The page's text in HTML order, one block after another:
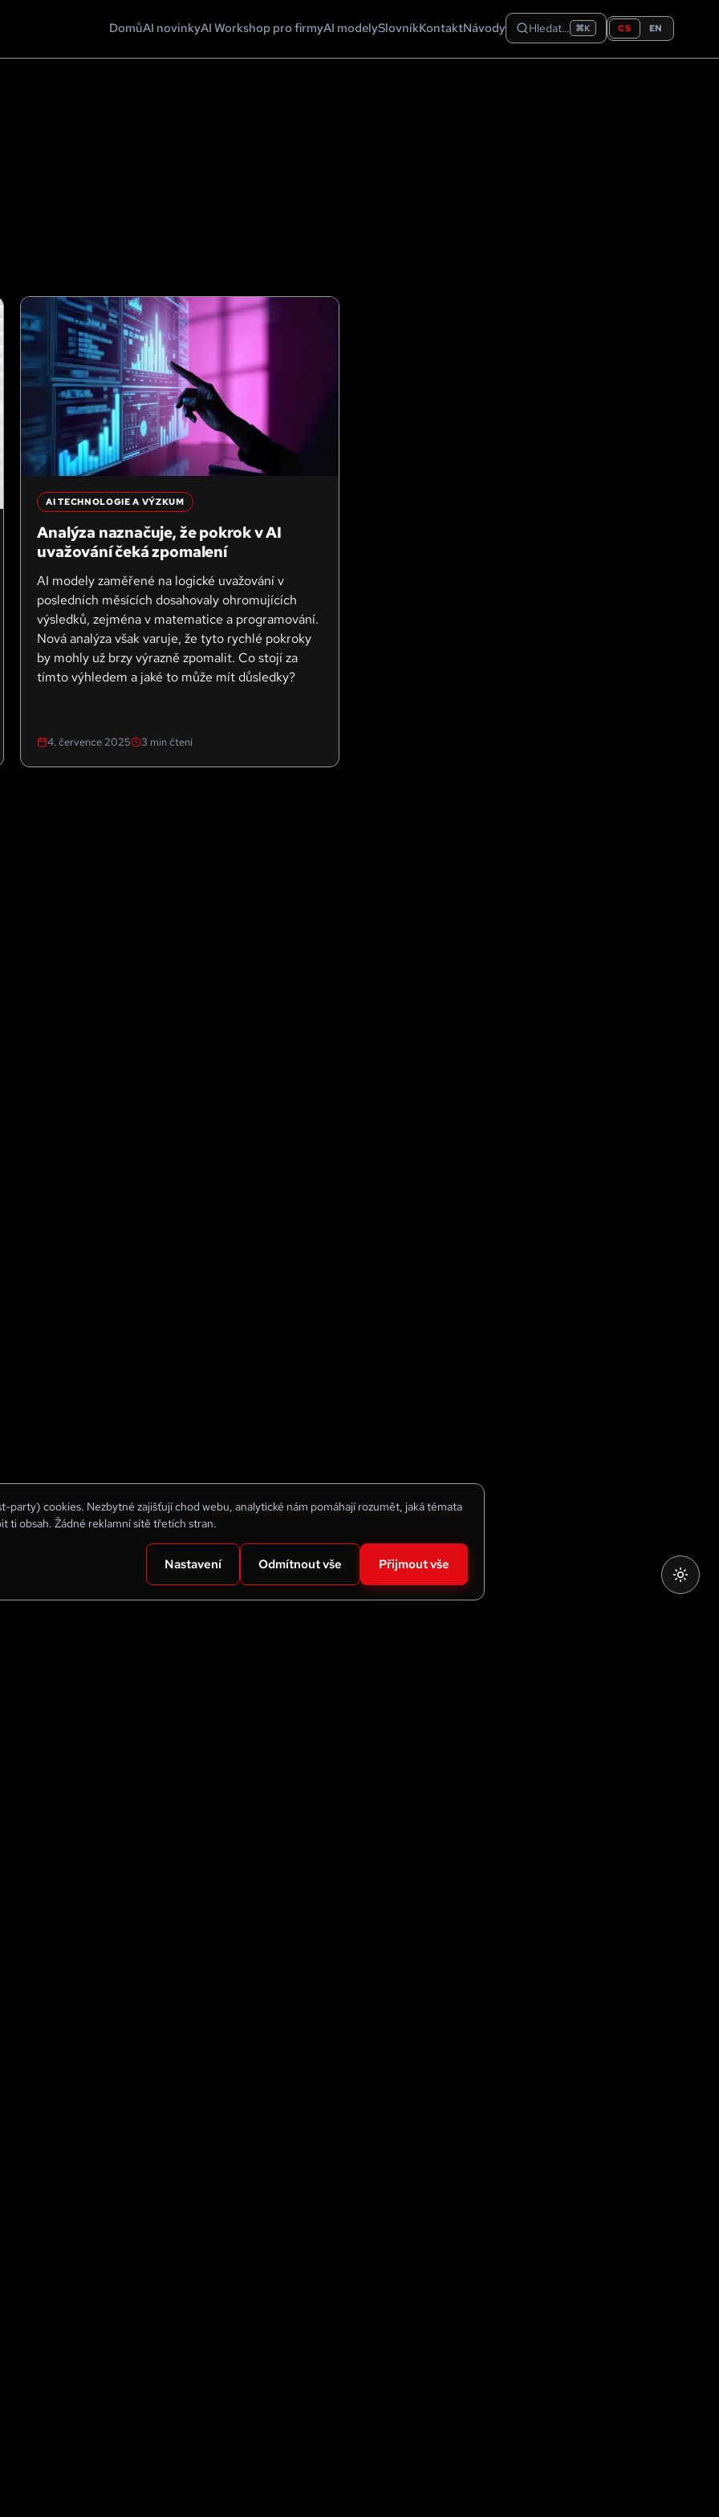
party) cookies. Nezbytné zajišťují chod webu, analytické nám pomáhají rozumět, jaká témata
ti obsah. Žádné reklamní sítě třetích stran.
Nastavení Odmítnout vše Přijmout vše
DomůAI novinkyAI Workshop pro firmyAI modelySlovníkKontaktNávody Hledat… ⌘K CS EN
AI TECHNOLOGIE A VÝZKUM
Analýza naznačuje, že pokrok v AI
uvažování čeká zpomalení
AI modely zaměřené na logické uvažování v
posledních měsících dosahovaly ohromujících
výsledků, zejména v matematice a programování.
Nová analýza však varuje, že tyto rychlé pokroky
by mohly už brzy výrazně zpomalit. Co stojí za
tímto výhledem a jaké to může mít důsledky?
4. července 2025 3 min čtení